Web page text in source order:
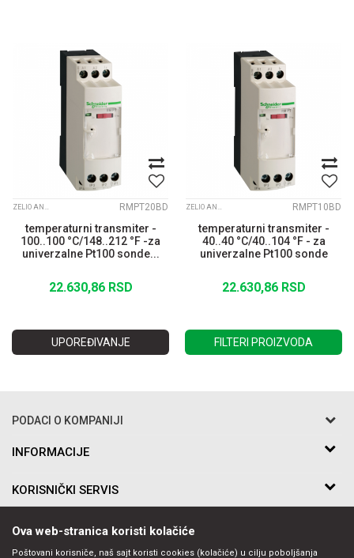
ZELIO ANALOGUE RMPT20BD
temperaturni transmiter -
100..100 °C/148..212 °F -za
univerzalne Pt100 sonde...
22.630,86 RSD
ZELIO ANALOGUE RMPT10BD
temperaturni transmiter -
40..40 °C/40..104 °F - za
univerzalne Pt100 sonde
22.630,86 RSD
UPOREĐIVANJE FILTERI PROIZVODA
PODACI O KOMPANIJI
Razo DOO
Bakarska br.5
Telefon:
INFORMACIJE
KORISNIČKI SERVIS
Politika privatnosti
Kako kupiti
PRATITE NAS
Ova web-stranica koristi kolačiće
Poštovani korisniče, naš sajt koristi cookies (kolačiće) u cilju poboljšanja